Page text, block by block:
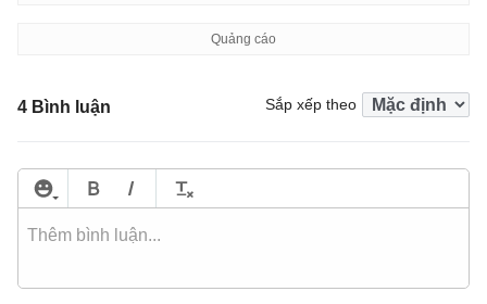
4 Bình luận Sắp xếp theo